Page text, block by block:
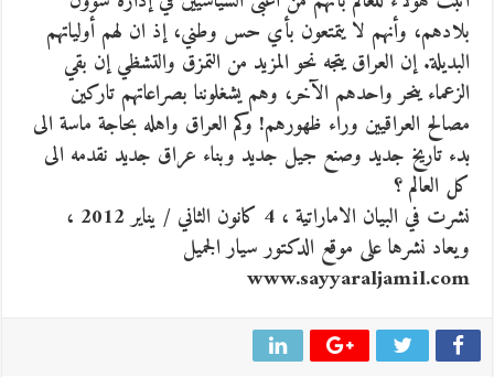
بلادهم، وأنهم لا يتمتعون بأي حس وطني، إذ ان لهم أولياتهم
البديلة. إن العراق يتجه نحو المزيد من التمزق والتشظي إن بقي
الزعماء ينحر واحدهم الآخر، وهم يشغلوننا بصراعاتهم تاركين
مصالح العراقيين وراء ظهورهم! وكم العراق واهله بحاجة ماسة الى
بدء تاريخ جديد وصنع جيل جديد وبناء عراق جديد نقدمه الى
كل العالم ؟
نشرت في البيان الاماراتية ، 4 كانون الثاني / يناير 2012 ،
ويعاد نشرها على موقع الدكتور سيار الجميل
www.sayyaraljamil.com